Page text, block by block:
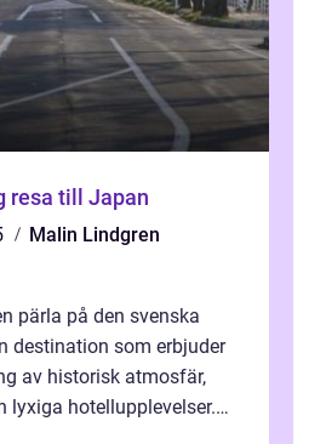
resa till Japan
Malin Lindgren
pärla på den svenska
destination som erbjuder
av historisk atmosfär,
lyxiga hotellupplevelser.